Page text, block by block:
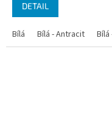
DETAIL
Bílá Bílá - Antracit